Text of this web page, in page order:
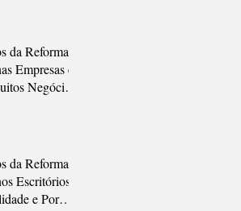
da Reforma
Empresas e
Negócios
da Reforma
Escritórios
e Por